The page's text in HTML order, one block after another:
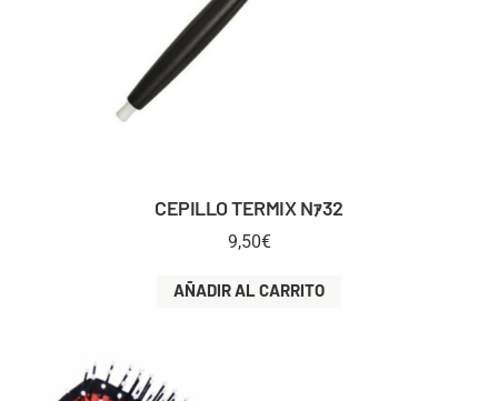
CEPILLO TERMIX Nｧ32
9,50€
AÑADIR AL CARRITO